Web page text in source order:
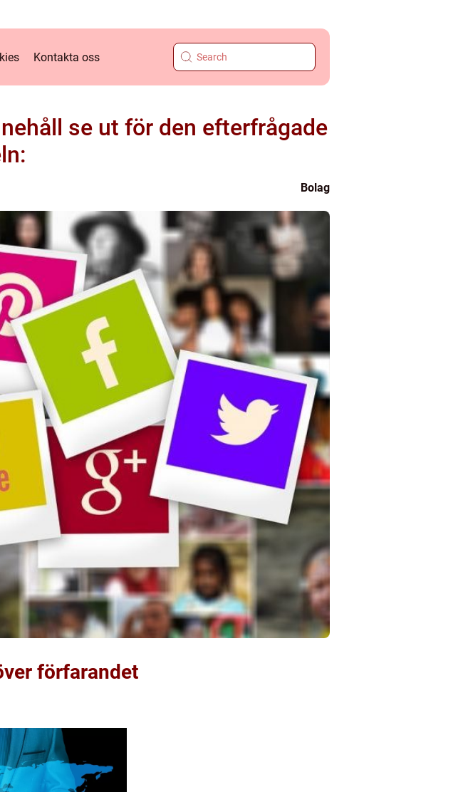
Kontakta oss
se ut för den efterfrågade
Bolag
förfarandet